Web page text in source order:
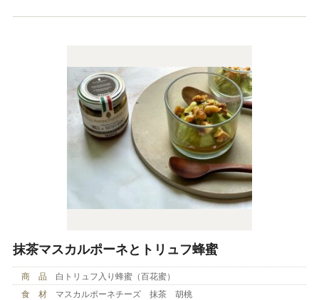
抹茶マスカルポーネとトリュフ蜂蜜
商 品
白トリュフ入り蜂蜜（百花蜜）
食 材
マスカルポーネチーズ 抹茶 胡桃